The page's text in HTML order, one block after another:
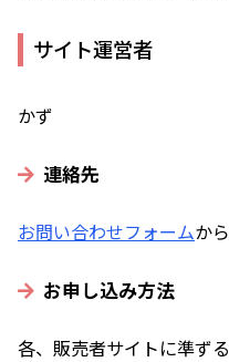
サイト運営者
かず
連絡先
お問い合わせフォームから
お申し込み方法
各、販売者サイトに準ずる